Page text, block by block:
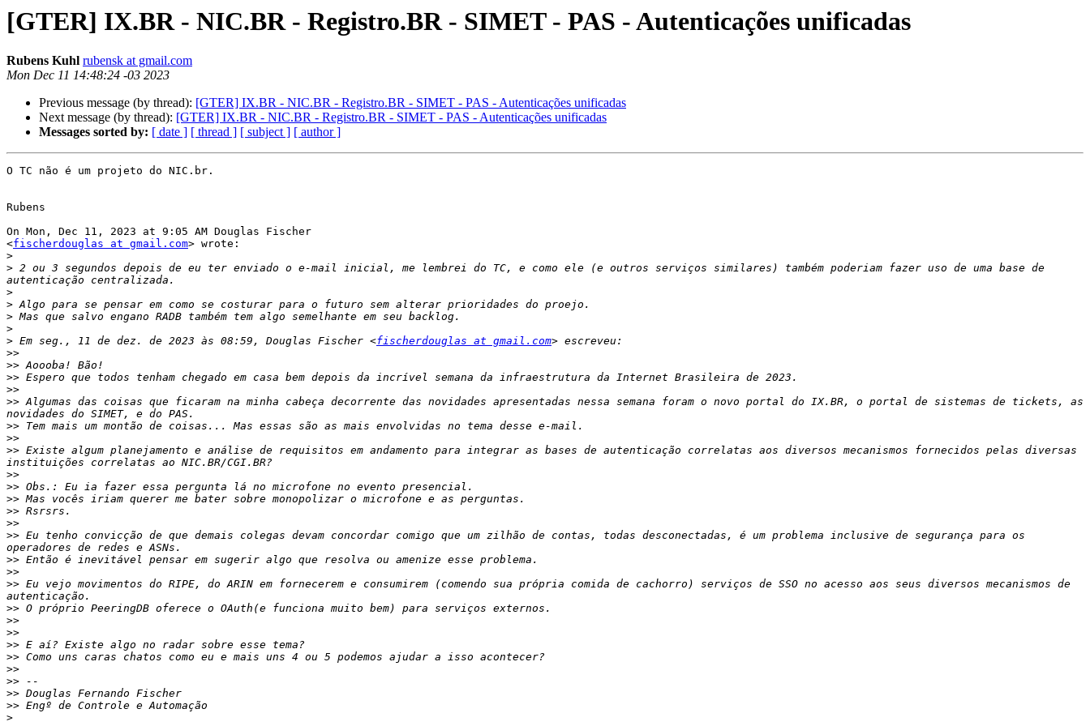
[GTER] IX.BR - NIC.BR - Registro.BR - SIMET - PAS - Autenticações unificadas
Rubens Kuhl rubensk at gmail.com
Mon Dec 11 14:48:24 -03 2023
Previous message (by thread): [GTER] IX.BR - NIC.BR - Registro.BR - SIMET - PAS - Autenticações unificadas
Next message (by thread): [GTER] IX.BR - NIC.BR - Registro.BR - SIMET - PAS - Autenticações unificadas
Messages sorted by: [ date ] [ thread ] [ subject ] [ author ]
O TC não é um projeto do NIC.br.
Rubens
On Mon, Dec 11, 2023 at 9:05 AM Douglas Fischer
<fischerdouglas at gmail.com> wrote:
>
> 2 ou 3 segundos depois de eu ter enviado o e-mail inicial, me lembrei do TC, e como ele (e outros serviços similares) também poderiam fazer uso de uma base de
>
>
>
>
> Em seg., 11 de dez. de 2023 às 08:59, Douglas Fischer <fischerdouglas at gmail.com
>>
>>
>>
>>
>> Algumas das coisas que ficaram na minha cabeça decorrente das novidades apresentadas nessa semana foram o novo portal do IX.BR, o portal de sistemas de tickets, as
>>
>>
>> Existe algum planejamento e análise de requisitos em andamento para integrar as bases de autenticação correlatas aos diversos mecanismos fornecidos pelas diversas
>>
>>
>>
>>
>>
>> Eu tenho convicção de que demais colegas devam concordar comigo que um zilhão de contas, todas desconectadas, é um problema inclusive de segurança para os
>>
>>
>> Eu vejo movimentos do RIPE, do ARIN em fornecerem e consumirem (comendo sua própria comida de cachorro) serviços de SSO no acesso aos seus diversos mecanismos de
>>
>>
>>
>>
>>
>>
>>
>>
>>
>